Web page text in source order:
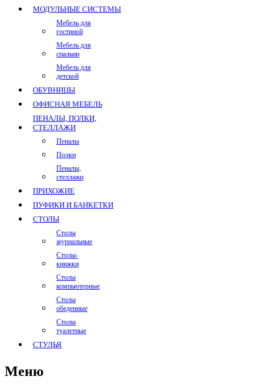
МОДУЛЬНЫЕ СИСТЕМЫ
Мебель для
гостиной
Мебель для
спальни
Мебель для
детской
ОБУВНИЦЫ
ОФИСНАЯ МЕБЕЛЬ
ПЕНАЛЫ, ПОЛКИ,
СТЕЛЛАЖИ
Пеналы
Полки
Пеналы,
стеллажи
ПРИХОЖИЕ
ПУФИКИ И БАНКЕТКИ
СТОЛЫ
Столы
журнальные
Столы-
книжки
Столы
компьютерные
Столы
обеденные
Столы
туалетные
СТУЛЬЯ
Меню